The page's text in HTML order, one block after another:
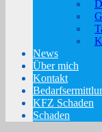
News
Über mich
Kontakt
KFZ Schaden
Schaden